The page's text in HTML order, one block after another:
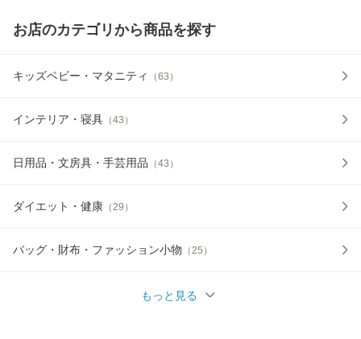
お店のカテゴリから商品を探す
キッズベビー・マタニティ （63 ）
インテリア・寝具 （43 ）
日用品・文房具・手芸用品 （43 ）
ダイエット・健康 （29 ）
バッグ・財布・ファッション小物 （25 ）
もっと見る